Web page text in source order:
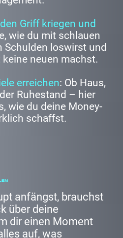
Griff kriegen und
wie du mit schlauen
Schulden loswirst und
neuen machst.
erreichen: Ob Haus,
Ruhestand – hier
wie du deine Money-
schaffst.
anfängst, brauchst
über deine
dir einen Moment
auf, was